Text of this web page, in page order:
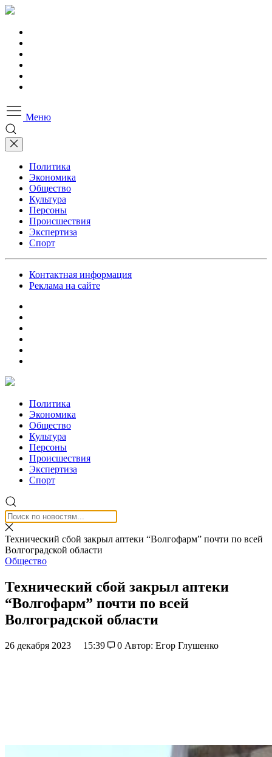
Меню
Политика
Экономика
Общество
Культура
Персоны
Происшествия
Экспертиза
Спорт
Контактная информация
Реклама на сайте
Политика
Экономика
Общество
Культура
Персоны
Происшествия
Экспертиза
Спорт
Технический сбой закрыл аптеки “Волгофарм” почти по всей
Волгоградской области
Общество
Технический сбой закрыл аптеки
“Волгофарм” почти по всей
Волгоградской области
26 декабря 2023 15:39 0 Автор: Егор Глушенко